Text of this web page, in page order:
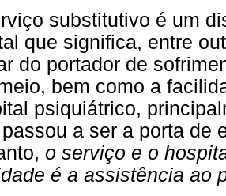
substitutivo é um
que significa, entre
do portador de
bem como a
psiquiátrico,
a ser a porta de
o serviço e o
é a assistência ao